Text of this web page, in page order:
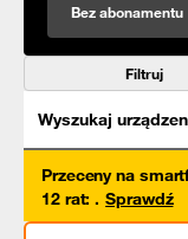
Bez abonamentu
Filtruj
Wyszukaj
Przeceny na
12 rat: . Sprawdź